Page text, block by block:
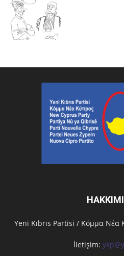
Υeni Kıbrıs Partisi / Κόμμα Νέα
İletişim: